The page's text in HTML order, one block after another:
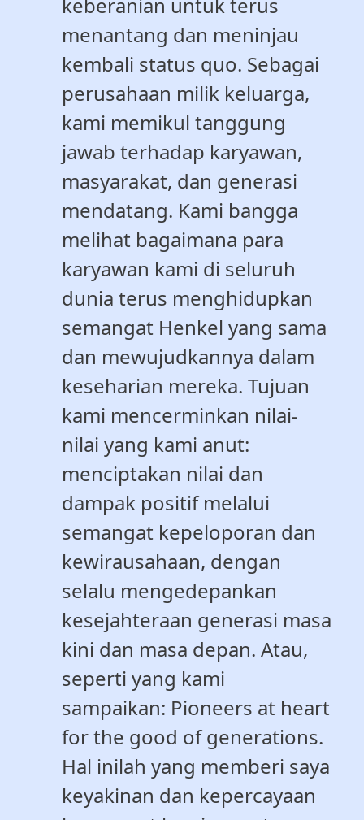
menantang dan meninjau
kembali status quo. Sebagai
perusahaan milik keluarga,
kami memikul tanggung
jawab terhadap karyawan,
masyarakat, dan generasi
mendatang. Kami bangga
melihat bagaimana para
karyawan kami di seluruh
dunia terus menghidupkan
semangat Henkel yang sama
dan mewujudkannya dalam
keseharian mereka. Tujuan
kami mencerminkan nilai-
nilai yang kami anut:
menciptakan nilai dan
dampak positif melalui
semangat kepeloporan dan
kewirausahaan, dengan
selalu mengedepankan
kesejahteraan generasi masa
kini dan masa depan. Atau,
seperti yang kami
sampaikan: Pioneers at heart
for the good of generations.
Hal inilah yang memberi saya
keyakinan dan kepercayaan